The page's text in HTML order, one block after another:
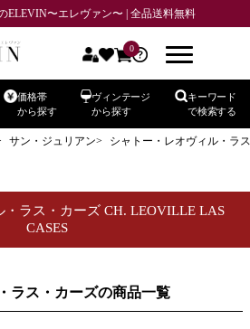
ELEVIN〜エレヴァン〜 | 全品送料無料
0
価格帯
から探す
ヴィンテージ
から探す
キーワード
で検索する
サン・ジュリアン シャトー・レオヴィル・ラ
・ラス・カーズ CH. LEOVILLE LAS
CASES
ラス・カーズの商品一覧
しない